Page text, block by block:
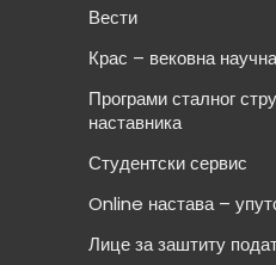
Вести
Крас – вековна
Програми сталног
наставника
Студентски сервис
Online настава –
Лице за заштиту